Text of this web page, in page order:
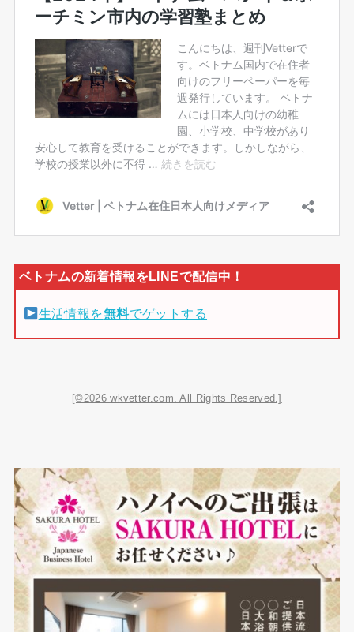
生活情報を無料でゲットする
[©2026 wkvetter.com. All Rights Reserved.]